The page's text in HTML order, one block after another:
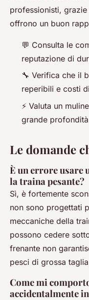
professionisti,
offrono un buon
💬 Consulta le
reputazione di
🔧 Verifica che il
reperibili e costi
⚡ Valuta un
grande
Le domande
È un errore usare
la traina pesante?
Sì, è fortemente
non sono progettati
meccaniche della
possono cedere
frenante non
pesci di grossa
Come mi
accidentalmente